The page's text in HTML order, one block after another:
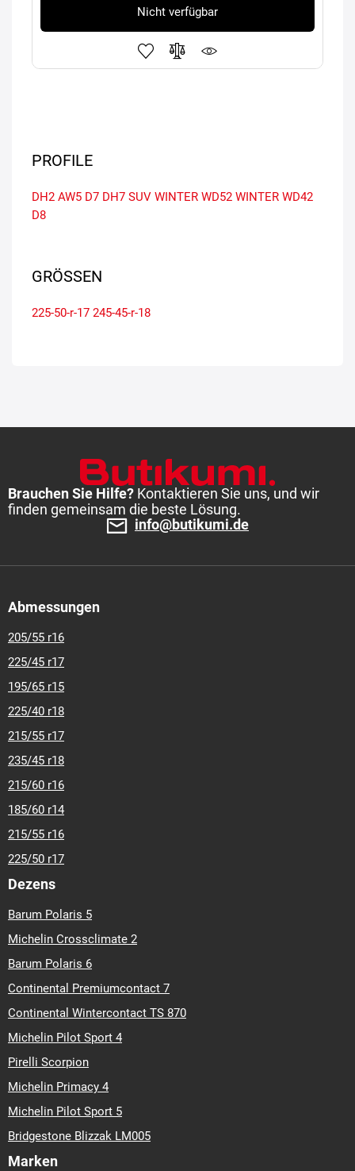
Nicht verfügbar
PROFILE
DH2 AW5 D7 DH7 SUV WINTER WD52 WINTER WD42
D8
GRÖSSEN
225-50-r-17 245-45-r-18
Brauchen Sie Hilfe? Kontaktieren Sie uns, und wir
finden gemeinsam die beste Lösung.
info@butikumi.de
Abmessungen
205/55 r16
225/45 r17
195/65 r15
225/40 r18
215/55 r17
235/45 r18
215/60 r16
185/60 r14
215/55 r16
225/50 r17
Dezens
Barum Polaris 5
Michelin Crossclimate 2
Barum Polaris 6
Continental Premiumcontact 7
Continental Wintercontact TS 870
Michelin Pilot Sport 4
Pirelli Scorpion
Michelin Primacy 4
Michelin Pilot Sport 5
Bridgestone Blizzak LM005
Marken